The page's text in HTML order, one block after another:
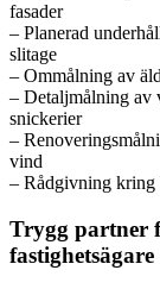
fasader
– Planerad
slitage
– Ommålning av
– Detaljmålning av
snickerier
–
vind
– Rådgivning kring
Trygg partner
fastighetsägare